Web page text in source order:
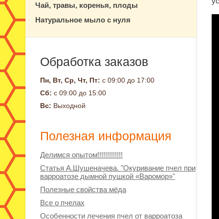
Чай, травы, коренья, плоды
Натуральное мыло с нуля
Обработка заказов
Пн, Вт, Ср, Чт, Пт: с 09:00 до 17:00
Сб: с 09:00 до 15:00
Вс: Выходной
Полезная информация
Делимся опытом!!!!!!!!!!!!!
Статья А.Шушеначева. "Окуривание пчел при
варроатозе дымной пушкой «Варомор»"
Полезные свойства мёда
Все о пчелах
Особенности лечения пчел от варроатоза